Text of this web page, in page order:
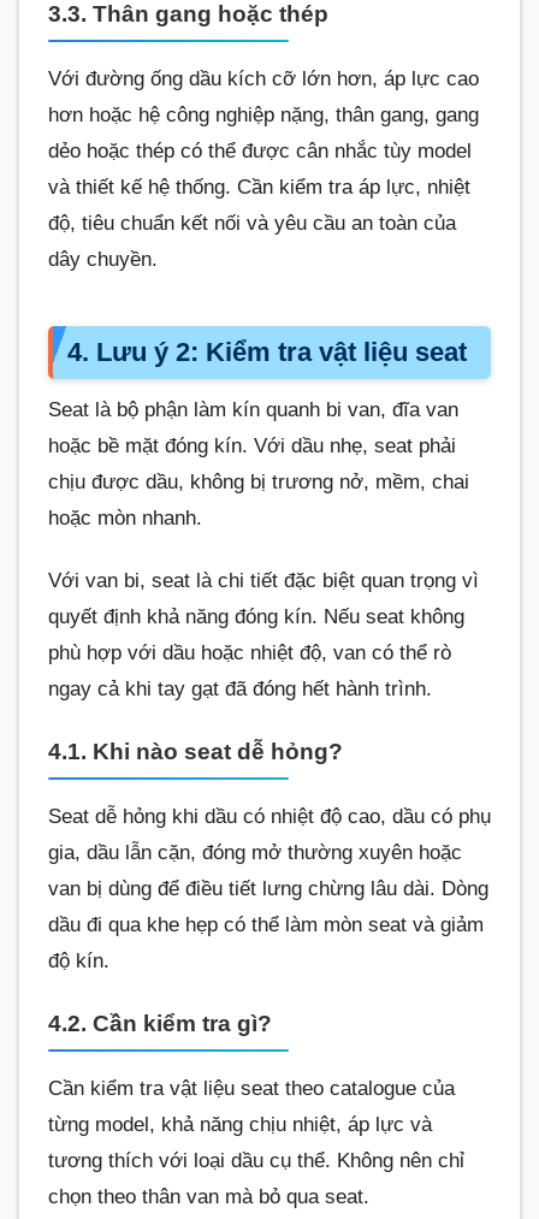
3.3. Thân gang hoặc thép
Với đường ống dầu kích cỡ lớn hơn, áp lực cao
hơn hoặc hệ công nghiệp nặng, thân gang, gang
dẻo hoặc thép có thể được cân nhắc tùy model
và thiết kế hệ thống. Cần kiểm tra áp lực, nhiệt
độ, tiêu chuẩn kết nối và yêu cầu an toàn của
dây chuyền.
4. Lưu ý 2: Kiểm tra vật liệu seat
Seat là bộ phận làm kín quanh bi van, đĩa van
hoặc bề mặt đóng kín. Với dầu nhẹ, seat phải
chịu được dầu, không bị trương nở, mềm, chai
hoặc mòn nhanh.
Với van bi, seat là chi tiết đặc biệt quan trọng vì
quyết định khả năng đóng kín. Nếu seat không
phù hợp với dầu hoặc nhiệt độ, van có thể rò
ngay cả khi tay gạt đã đóng hết hành trình.
4.1. Khi nào seat dễ hỏng?
Seat dễ hỏng khi dầu có nhiệt độ cao, dầu có phụ
gia, dầu lẫn cặn, đóng mở thường xuyên hoặc
van bị dùng để điều tiết lưng chừng lâu dài. Dòng
dầu đi qua khe hẹp có thể làm mòn seat và giảm
độ kín.
4.2. Cần kiểm tra gì?
Cần kiểm tra vật liệu seat theo catalogue của
từng model, khả năng chịu nhiệt, áp lực và
tương thích với loại dầu cụ thể. Không nên chỉ
chọn theo thân van mà bỏ qua seat.